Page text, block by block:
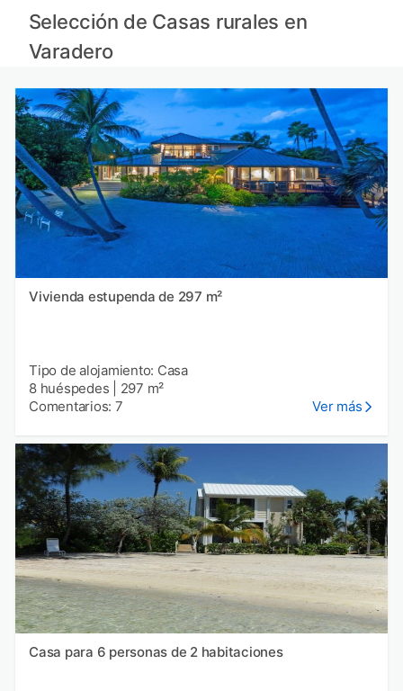
Selección de Casas rurales en
Varadero
Vivienda estupenda de 297 m²
Tipo de alojamiento: Casa
8 huéspedes
297 m²
Comentarios: 7
Ver más
Casa para 6 personas de 2 habitaciones